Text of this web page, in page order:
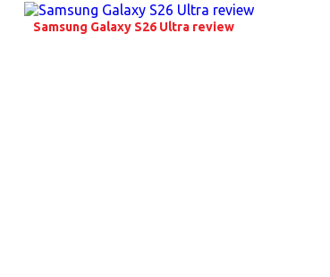
Samsung Galaxy S26 Ultra review